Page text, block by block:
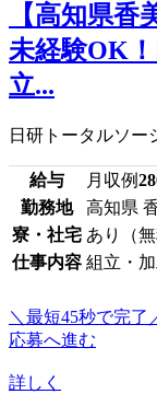
【高知県香
未経験OK
立...
日研トータルソー
給与 月収例
勤務地
高知県
寮・社宅 あり（無
仕事内容 組立・
＼最短45秒で完了
応募へ進む
詳しく